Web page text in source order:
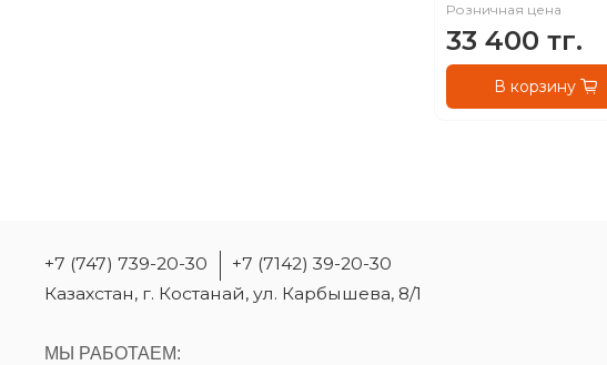
Розничная цена
33 400 тг.
В корзину
+7 (747) 739-20-30
+7 (7142) 39-20-30
Казахстан, г. Костанай, ул. Карбышева, 8/1
МЫ РАБОТАЕМ: